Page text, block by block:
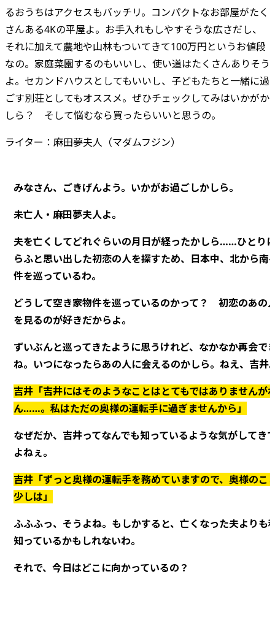
るおうちはアクセスもバッチリ。コンパクトなお部屋がたく
さんある4Kの平屋よ。お手入れもしやすそうな広さだし、
それに加えて農地や山林もついてきて100万円というお値段
なの。家庭菜園するのもいいし、使い道はたくさんありそう
よ。セカンドハウスとしてもいいし、子どもたちと一緒に過
ごす別荘としてもオススメ。ぜひチェックしてみはいかがか
しら？ そして悩むなら買ったらいいと思うの。
ライター：麻田夢夫人（マダムフジン）
みなさん、ごきげんよう。いかがお過ごしかしら。
未亡人・麻田夢夫人よ。
夫を亡くしてどれぐらいの月日が経ったかしら……ひとり
らふと思い出した初恋の人を探すため、日本中、北から南
件を巡っているわ。
どうして空き家物件を巡っているのかって？ 初恋のあの
を見るのが好きだからよ。
ずいぶんと巡ってきたように思うけれど、なかなか再会で
ね。いつになったらあの人に会えるのかしら。ねえ、吉井
吉井「吉井にはそのようなことはとてもではありませんが
ん……。私はただの奥様の運転手に過ぎませんから」
なぜだか、吉井ってなんでも知っているような気がしてき
よねぇ。
吉井「ずっと奥様の運転手を務めていますので、奥様のこ
少しは」
ふふふっ、そうよね。もしかすると、亡くなった夫よりも
知っているかもしれないわ。
それで、今日はどこに向かっているの？